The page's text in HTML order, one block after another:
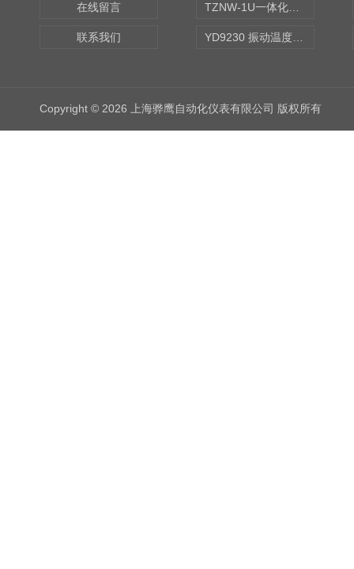
在线留言
联系我们
Copyright © 2026 上海骅鹰自动化仪表有限公司 版权所有